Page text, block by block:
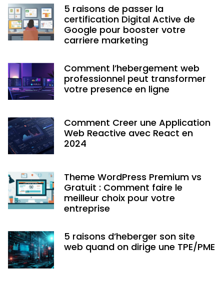
5 raisons de passer la
certification Digital Active de
Google pour booster votre
carriere marketing
Comment l’hebergement web
professionnel peut transformer
votre presence en ligne
Comment Creer une Application
Web Reactive avec React en
2024
Theme WordPress Premium vs
Gratuit : Comment faire le
meilleur choix pour votre
entreprise
5 raisons d’heberger son site
web quand on dirige une TPE/PME